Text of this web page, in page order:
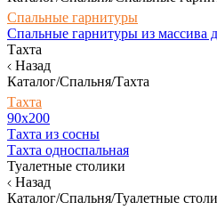
Спальные гарнитуры
Спальные гарнитуры из массива
Тахта
Назад
Каталог/Спальня/Тахта
Тахта
90х200
Тахта из сосны
Тахта односпальная
Туалетные столики
Назад
Каталог/Спальня/Туалетные